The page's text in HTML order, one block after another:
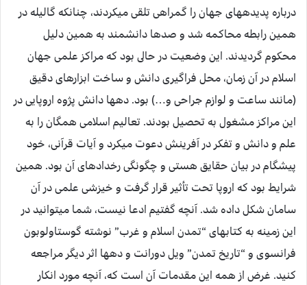
درباره پديده‏هاى جهان را گمراهى تلقى ميكردند، چنان‏كه گاليله در
همين رابطه محاكمه شد و صدها دانشمند به همين دليل
محكوم گرديدند. اين وضعيت در حالى بود كه مراكز علمى جهان
اسلام در آن زمان، محل فراگيرى دانش و ساخت ابزارهاى دقيق
(مانند ساعت و لوازم جراحى و…) بود. ده‏ها دانش پژوه اروپايى در
اين مراكز مشغول به تحصيل بودند. تعاليم اسلامى همگان را به
علم و دانش و تفكر در آفرينش دعوت ميكرد و آيات قرآنى، خود
پيشگام در بيان حقايق هستى و چگونگى رخدادهاى آن بود. همين
شرايط بود كه اروپا تحت تأثير قرار گرفت و خيزشى علمى در آن
سامان شكل داده شد. آنچه گفتيم ادعا نيست، شما ميتوانيد در
اين زمينه به كتاب‏هاى “تمدن اسلام و غرب” نوشته گوستاولوبون
فرانسوى و “تاريخ تمدن” ويل دورانت و ده‏ها اثر ديگر مراجعه
كنيد. غرض از همه اين مقدمات آن است كه، آنچه مورد انكار